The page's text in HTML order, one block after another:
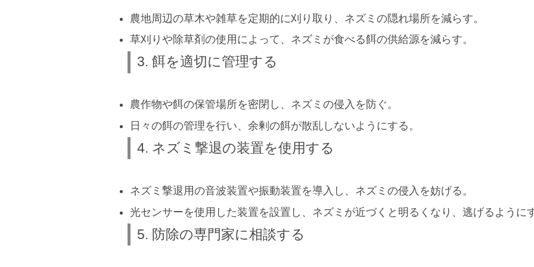
農地周辺の草木や雑草を定期的に刈り取り、ネズミの隠れ場所を減らす。
草刈りや除草剤の使用によって、ネズミが食べる餌の供給源を減らす。
3. 餌を適切に管理する
農作物や餌の保管場所を密閉し、ネズミの侵入を防ぐ。
日々の餌の管理を行い、余剰の餌が散乱しないようにする。
4. ネズミ撃退の装置を使用する
ネズミ撃退用の音波装置や振動装置を導入し、ネズミの侵入を妨げる。
光センサーを使用した装置を設置し、ネズミが近づくと明るくなり、逃げるように
5. 防除の専門家に相談する